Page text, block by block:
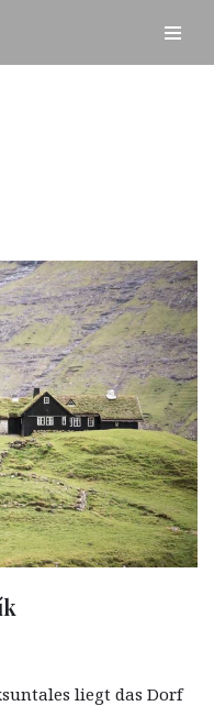
liegt das Dorf